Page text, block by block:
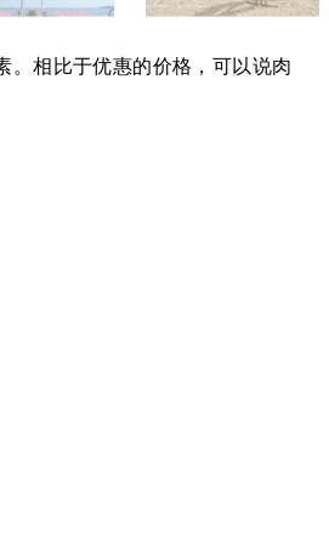
相比于优惠的价格，可以说肉